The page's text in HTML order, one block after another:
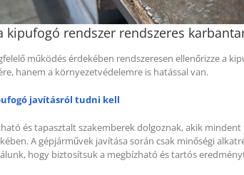
kipufogó rendszer rendszeres
működés érdekében rendszeresen ellenőrizze a
hanem a környezetvédelemre is hatással van.
javításról tudni kell
és tapasztalt szakemberek dolgoznak, akik
A gépjárművek javítása során csak minőségi
hogy biztosítsuk a megbízható és tartós